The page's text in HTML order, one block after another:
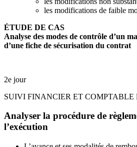
les modifications de faible
ÉTUDE DE CAS
Analyse des modes de contrôle d’un
d’une fiche de sécurisation du contrat
2e jour
SUIVI FINANCIER ET COMPTABLE
Analyser la procédure de
l’exécution